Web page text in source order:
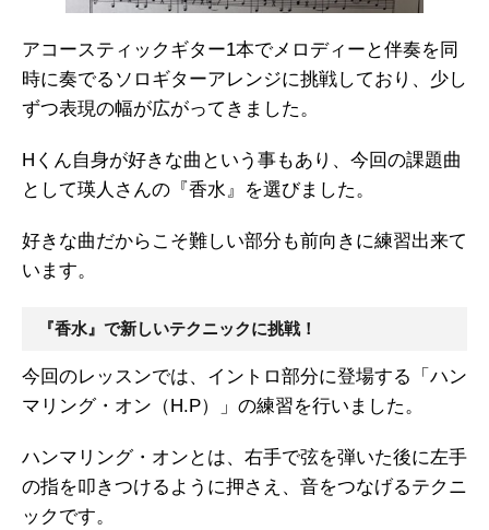
アコースティックギター1本でメロディーと伴奏を同
時に奏でるソロギターアレンジに挑戦しており、少し
ずつ表現の幅が広がってきました。
Hくん自身が好きな曲という事もあり、今回の課題曲
として瑛人さんの『香水』を選びました。
好きな曲だからこそ難しい部分も前向きに練習出来て
います。
『香水』で新しいテクニックに挑戦！
今回のレッスンでは、イントロ部分に登場する「ハン
マリング・オン（H.P）」の練習を行いました。
ハンマリング・オンとは、右手で弦を弾いた後に左手
の指を叩きつけるように押さえ、音をつなげるテクニ
ックです。